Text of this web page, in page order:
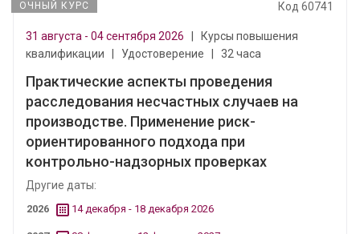
ОЧНЫЙ КУРС Код 60741
31 августа - 04 сентября 2026
Курсы повышения
квалификации
Удостоверение 32 часа
Практические аспекты проведения
расследования несчастных случаев на
производстве. Применение риск-
ориентированного подхода при
контрольно-надзорных проверках
Другие даты:
2026 14 декабря - 18 декабря 2026